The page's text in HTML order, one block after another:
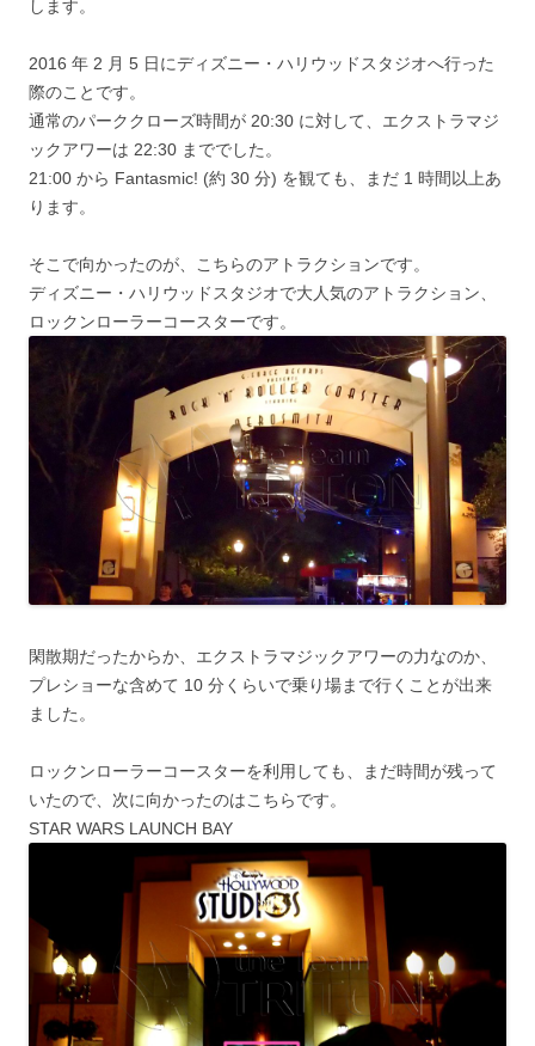
します。
2016 年 2 月 5 日にディズニー・ハリウッドスタジオへ行った
際のことです。
通常のパーククローズ時間が 20:30 に対して、エクストラマジ
ックアワーは 22:30 まででした。
21:00 から Fantasmic! (約 30 分) を観ても、まだ 1 時間以上あ
ります。
そこで向かったのが、こちらのアトラクションです。
ディズニー・ハリウッドスタジオで大人気のアトラクション、
ロックンローラーコースターです。
閑散期だったからか、エクストラマジックアワーの力なのか、
プレショーな含めて 10 分くらいで乗り場まで行くことが出来
ました。
ロックンローラーコースターを利用しても、まだ時間が残って
いたので、次に向かったのはこちらです。
STAR WARS LAUNCH BAY